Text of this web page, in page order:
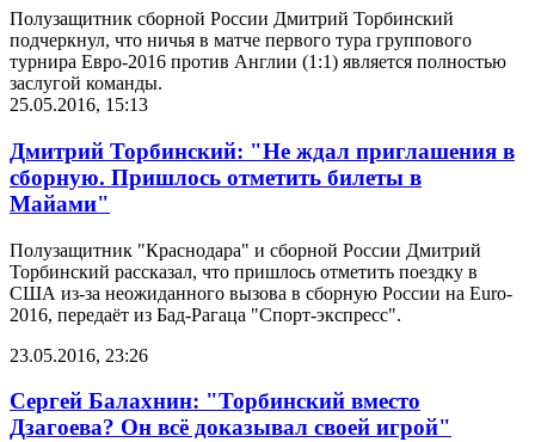
Полузащитник сборной России Дмитрий Торбинский
подчеркнул, что ничья в матче первого тура группового
турнира Eвро-2016 против Англии (1:1) является полностью
заслугой команды.
25.05.2016, 15:13
Дмитрий Торбинский: "Не ждал приглашения в
сборную. Пришлось отметить билеты в
Майами"
Полузащитник "Краснодара" и сборной России Дмитрий
Торбинский рассказал, что пришлось отметить поездку в
США из-за неожиданного вызова в сборную России на Euro-
2016, передаёт из Бад-Рагаца "Спорт-экспресс".
23.05.2016, 23:26
Сергей Балахнин: "Торбинский вместо
Дзагоева? Он всё доказывал своей игрой"